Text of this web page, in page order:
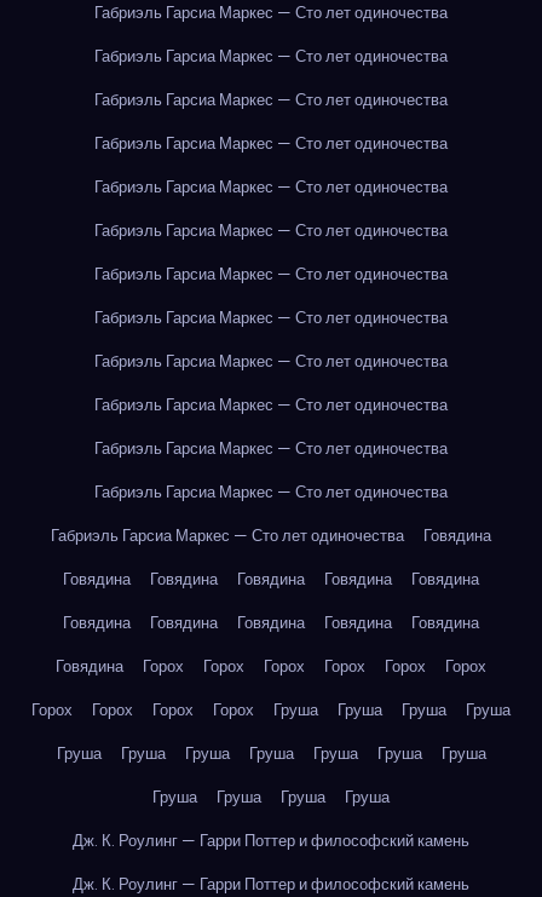
Габриэль Гарсиа Маркес — Сто лет одиночества
Габриэль Гарсиа Маркес — Сто лет одиночества
Габриэль Гарсиа Маркес — Сто лет одиночества
Габриэль Гарсиа Маркес — Сто лет одиночества
Габриэль Гарсиа Маркес — Сто лет одиночества
Габриэль Гарсиа Маркес — Сто лет одиночества
Габриэль Гарсиа Маркес — Сто лет одиночества
Габриэль Гарсиа Маркес — Сто лет одиночества
Габриэль Гарсиа Маркес — Сто лет одиночества
Габриэль Гарсиа Маркес — Сто лет одиночества
Габриэль Гарсиа Маркес — Сто лет одиночества
Габриэль Гарсиа Маркес — Сто лет одиночества
Габриэль Гарсиа Маркес — Сто лет одиночества
Говядина
Говядина
Говядина Говядина Говядина
Говядина
Говядина
Говядина Говядина Говядина
Говядина
Говядина
Горох Горох Горох Горох Горох
Горох
Горох
Горох Горох Горох Груша Груша Груша
Груша
Груша
Груша Груша Груша Груша Груша
Груша
Груша
Груша Груша
Груша
Дж. К. Роулинг — Гарри Поттер и философский камень
Дж. К. Роулинг — Гарри Поттер и философский камень